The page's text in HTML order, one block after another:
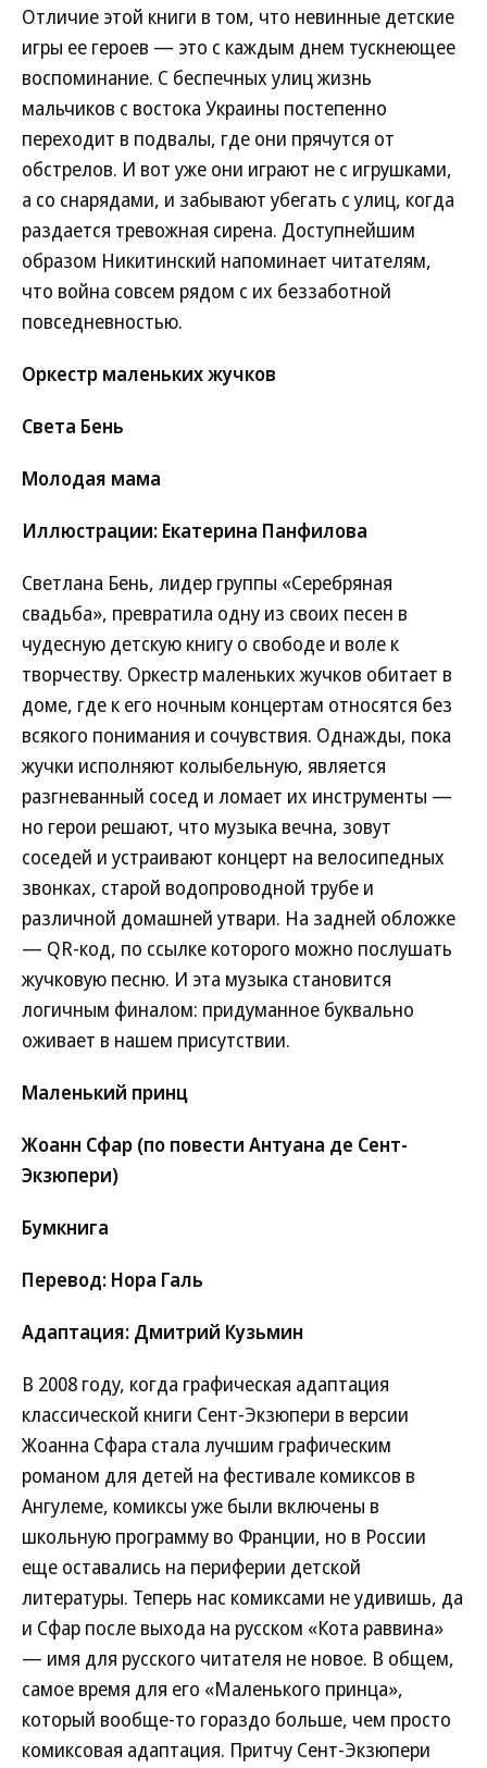
Отличие этой книги в том, что невинные детские
игры ее героев — это с каждым днем тускнеющее
воспоминание. С беспечных улиц жизнь
мальчиков с востока Украины постепенно
переходит в подвалы, где они прячутся от
обстрелов. И вот уже они играют не с игрушками,
а со снарядами, и забывают убегать с улиц, когда
раздается тревожная сирена. Доступнейшим
образом Никитинский напоминает читателям,
что война совсем рядом с их беззаботной
повседневностью.
Оркестр маленьких жучков
Света Бень
Молодая мама
Иллюстрации: Екатерина Панфилова
Светлана Бень, лидер группы «Серебряная
свадьба», превратила одну из своих песен в
чудесную детскую книгу о свободе и воле к
творчеству. Оркестр маленьких жучков обитает в
доме, где к его ночным концертам относятся без
всякого понимания и сочувствия. Однажды, пока
жучки исполняют колыбельную, является
разгневанный сосед и ломает их инструменты —
но герои решают, что музыка вечна, зовут
соседей и устраивают концерт на велосипедных
звонках, старой водопроводной трубе и
различной домашней утвари. На задней обложке
— QR-код, по ссылке которого можно послушать
жучковую песню. И эта музыка становится
логичным финалом: придуманное буквально
оживает в нашем присутствии.
Маленький принц
Жоанн Сфар (по повести Антуана де Сент-
Экзюпери)
Бумкнига
Перевод: Нора Галь
Адаптация: Дмитрий Кузьмин
В 2008 году, когда графическая адаптация
классической книги Сент-Экзюпери в версии
Жоанна Сфара стала лучшим графическим
романом для детей на фестивале комиксов в
Ангулеме, комиксы уже были включены в
школьную программу во Франции, но в России
еще оставались на периферии детской
литературы. Теперь нас комиксами не удивишь, да
и Сфар после выхода на русском «Кота раввина»
— имя для русского читателя не новое. В общем,
самое время для его «Маленького принца»,
который вообще-то гораздо больше, чем просто
комиксовая адаптация. Притчу Сент-Экзюпери